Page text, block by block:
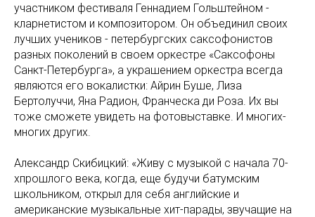
участником фестиваля Геннадием Гольштейном -
кларнетистом и композитором. Он объединил своих
лучших учеников - петербургских саксофонистов
разных поколений в своем оркестре «Саксофоны
Санкт-Петербурга», а украшением оркестра всегда
являются его вокалистки: Айрин Буше, Лиза
Бертолуччи, Яна Радион, Франческа ди Роза. Их вы
тоже сможете увидеть на фотовыставке. И многих-
многих других.
Александр Скибицкий: «Живу с музыкой с начала 70-
хпрошлого века, когда, еще будучи батумским
школьником, открыл для себя английские и
американские музыкальные хит-парады, звучащие на